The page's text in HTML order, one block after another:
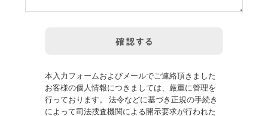
本入力フォームおよびメールでご連絡頂きました
お客様の個人情報につきましては、厳重に管理を
行っております。 法令などに基づき正規の手続き
によって司法捜査機関による開示要求が行われた